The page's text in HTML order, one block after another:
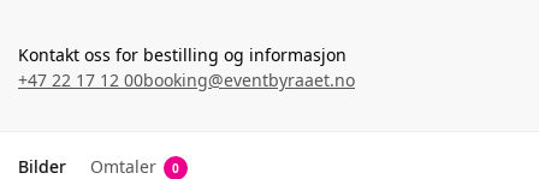
Kontakt oss for bestilling og informasjon
+47 22 17 12 00booking@eventbyraaet.no
Bilder Omtaler 0